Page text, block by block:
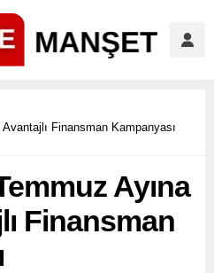
Finansman Kampanyası
Ayına
Finansman